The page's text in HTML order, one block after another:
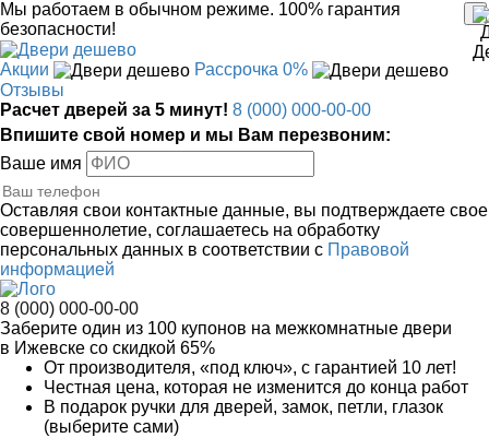
Мы работаем в обычном режиме. 100% гарантия
безопасности!
Акции
Рассрочка 0%
Отзывы
Расчет дверей за 5 минут! 8 (000) 000-00-00
Впишите свой номер и мы Вам перезвоним:
Ваше имя
Оставляя свои контактные данные, вы подтверждаете свое
совершеннолетие, соглашаетесь на обработку
персональных данных в соответствии с Правовой
информацией
8 (000) 000-00-00
Заберите один из 100 купонов на межкомнатные двери
в Ижевске со скидкой 65%
От производителя, «под ключ», с гарантией 10 лет!
Честная цена, которая не изменится до конца работ
В подарок ручки для дверей, замок, петли, глазок
(выберите сами)